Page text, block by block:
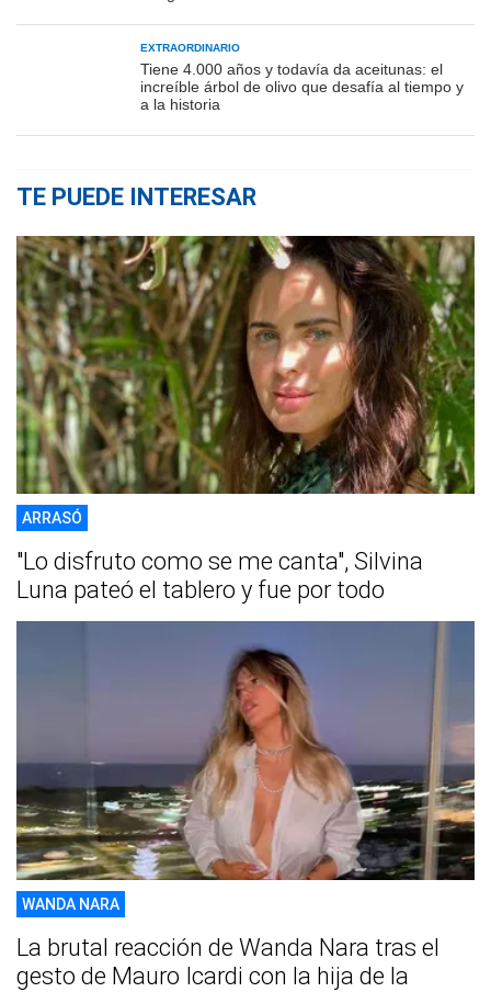
EXTRAORDINARIO
Tiene 4.000 años y todavía da aceitunas: el
increíble árbol de olivo que desafía al tiempo y
a la historia
TE PUEDE INTERESAR
ARRASÓ
"Lo disfruto como se me canta", Silvina
Luna pateó el tablero y fue por todo
WANDA NARA
La brutal reacción de Wanda Nara tras el
gesto de Mauro Icardi con la hija de la